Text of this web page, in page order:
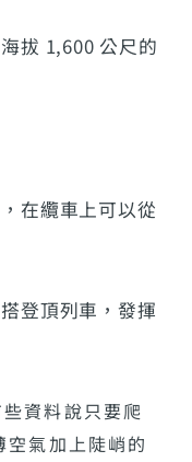
拔 1,600 公尺的
在纜車上可以從
登頂列車，發揮
資料說只要爬
氣加上陡峭的